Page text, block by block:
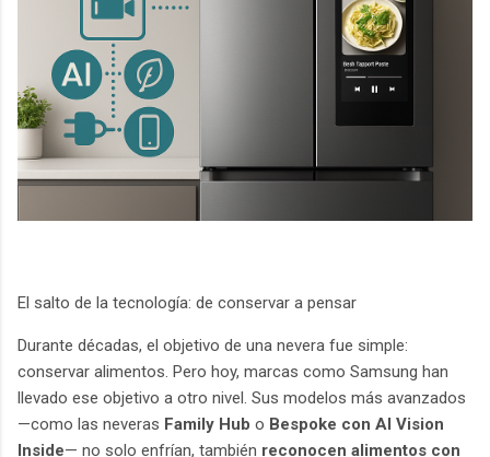
El salto de la tecnología: de conservar a pensar
Durante décadas, el objetivo de una nevera fue simple:
conservar alimentos. Pero hoy, marcas como Samsung han
llevado ese objetivo a otro nivel. Sus modelos más avanzados
—como las neveras Family Hub o Bespoke con AI Vision
Inside— no solo enfrían, también reconocen alimentos con